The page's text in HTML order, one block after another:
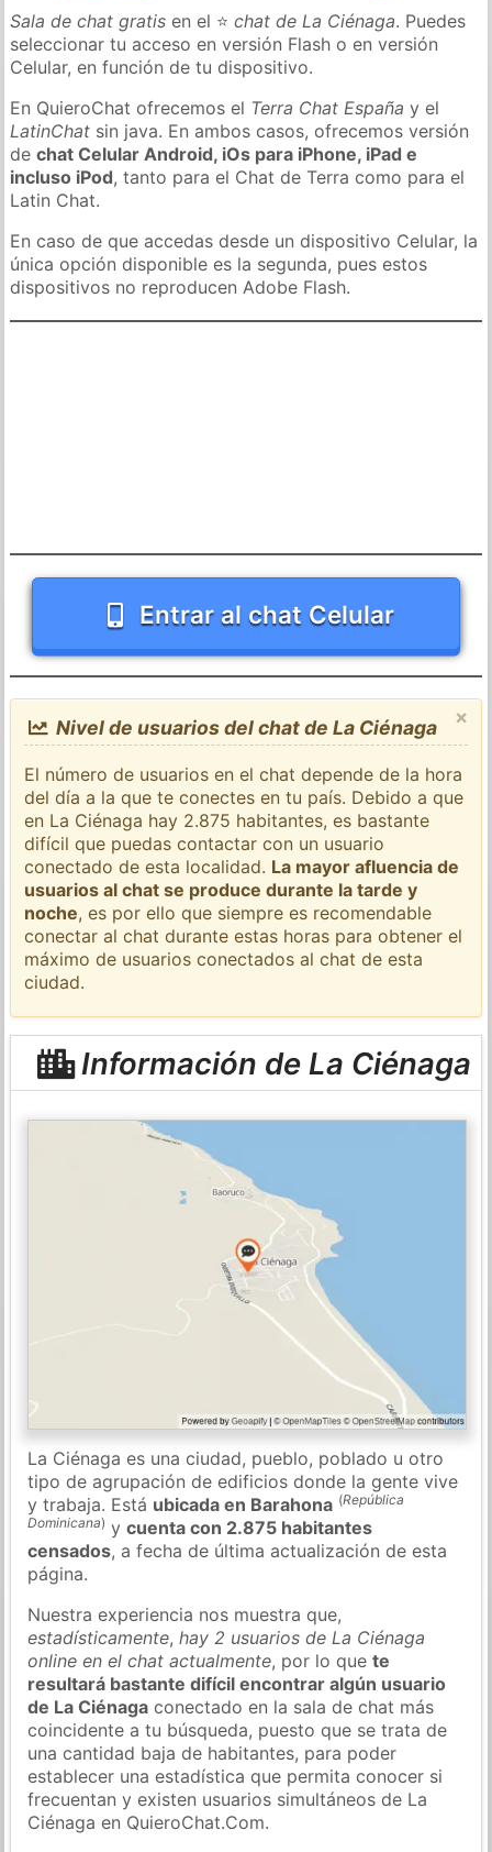
Sala de chat gratis en el ⭐chat de La Ciénaga. Puedes
seleccionar tu acceso en versión Flash o en versión
Celular, en función de tu dispositivo.
En QuieroChat ofrecemos el Terra Chat España y el
LatinChat sin java. En ambos casos, ofrecemos versión
dechat Celular Android, iOs para iPhone, iPad e
incluso iPod, tanto para el Chat de Terra como para el
Latin Chat.
En caso de que accedas desde un dispositivo Celular, la
única opción disponible es la segunda, pues estos
dispositivos no reproducen Adobe Flash.
Entrar al chat Celular
×
Nivel de usuarios del chat de La Ciénaga
El número de usuarios en el chat depende de la hora
del día a la que te conectes en tu país. Debido a que
en La Ciénaga hay 2.875 habitantes, es bastante
difícil que puedas contactar con un usuario
conectado de esta localidad. La mayor afluencia de
usuarios al chat se produce durante la tarde y
noche, es por ello que siempre es recomendable
conectar al chat durante estas horas para obtener el
máximo de usuarios conectados al chat de esta
ciudad.
Información de La Ciénaga
La Ciénaga es una ciudad, pueblo, poblado u otro
tipo de agrupación de edificios donde la gente vive
y trabaja. Está ubicada en Barahona (República
Dominicana) ycuenta con 2.875 habitantes
censados, a fecha de última actualización de esta
página.
Nuestra experiencia nos muestra que,
estadísticamente,hay 2 usuarios de La Ciénaga
online en el chat actualmente, por lo quete
resultará bastante difícil encontrar algún usuario
de La Ciénaga conectado en la sala de chat más
coincidente a tu búsqueda, puesto que se trata de
una cantidad baja de habitantes, para poder
establecer una estadística que permita conocer si
frecuentan y existen usuarios simultáneos de La
Ciénaga en QuieroChat.Com.